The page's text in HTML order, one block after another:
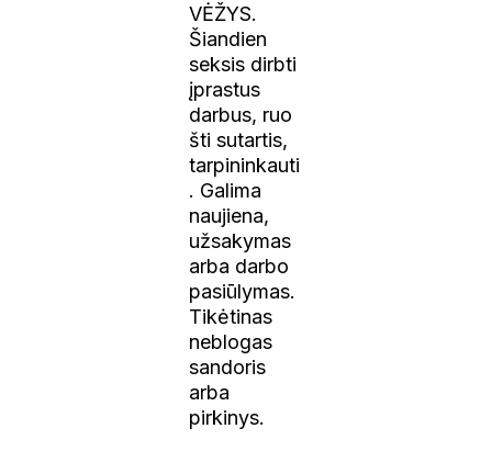
VĖŽYS.
Šiandien
seksis dirbti
įprastus
darbus, ruo
šti sutartis,
tarpininkauti
. Galima
naujiena,
užsakymas
arba darbo
pasiūlymas.
Tikėtinas
neblogas
sandoris
arba
pirkinys.